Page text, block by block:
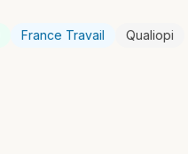
France Travail Qualiopi